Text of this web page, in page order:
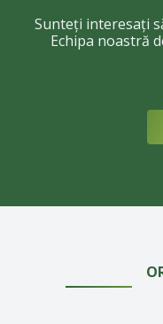
Sunteţi interesaţi
Echipa noastră